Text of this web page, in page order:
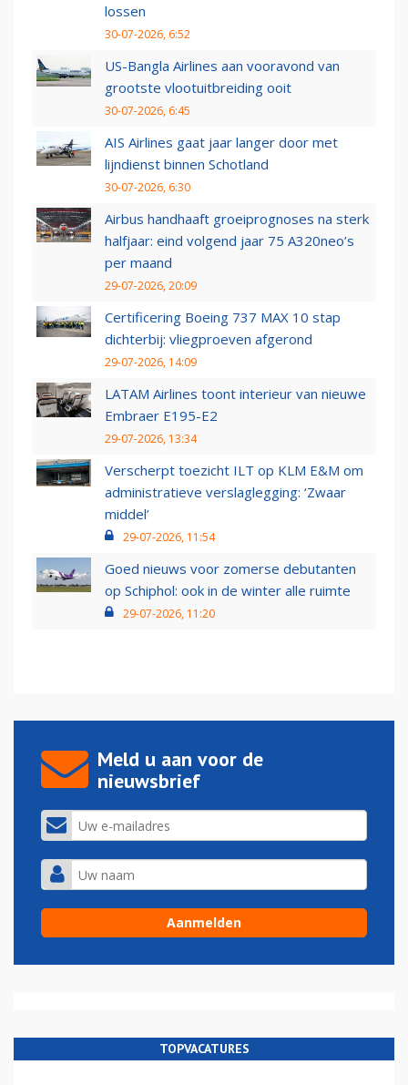
lossen
30-07-2026, 6:52
US-Bangla Airlines aan vooravond van
grootste vlootuitbreiding ooit
30-07-2026, 6:45
AIS Airlines gaat jaar langer door met
lijndienst binnen Schotland
30-07-2026, 6:30
Airbus handhaaft groeiprognoses na sterk
halfjaar: eind volgend jaar 75 A320neo’s
per maand
29-07-2026, 20:09
Certificering Boeing 737 MAX 10 stap
dichterbij: vliegproeven afgerond
29-07-2026, 14:09
LATAM Airlines toont interieur van nieuwe
Embraer E195-E2
29-07-2026, 13:34
Verscherpt toezicht ILT op KLM E&M om
administratieve verslaglegging: ‘Zwaar
middel’
29-07-2026, 11:54
Goed nieuws voor zomerse debutanten
op Schiphol: ook in de winter alle ruimte
29-07-2026, 11:20
Meld u aan voor de
nieuwsbrief
TOPVACATURES